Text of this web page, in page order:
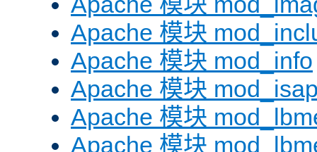
Apache 模块
Apache 模块 mod_info
Apache 模块
Apache 模块
Apache 模块